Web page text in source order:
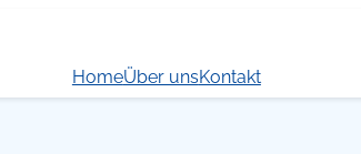
HomeÜber unsKontakt